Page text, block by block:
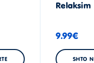
Relaksim
9.99€
SHTO